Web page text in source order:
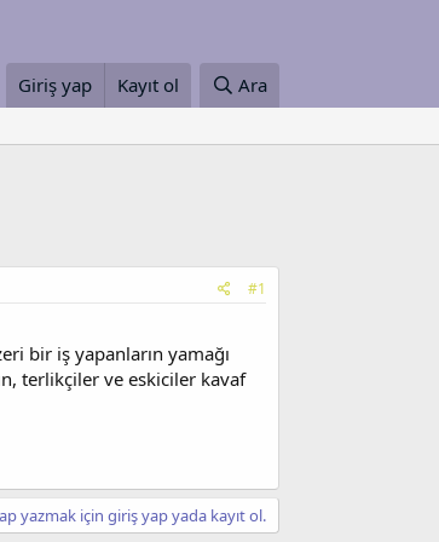
Giriş yap Kayıt ol Ara
#1
bir iş yapanların yamağı
terlikçiler ve eskiciler kavaf
yazmak için giriş yap yada kayıt ol.